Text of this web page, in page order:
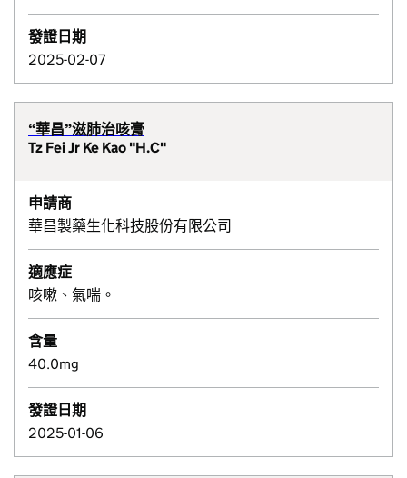
發證日期
2025-02-07
“華昌”滋肺治咳膏
Tz Fei Jr Ke Kao "H.C"
申請商
華昌製藥生化科技股份有限公司
適應症
咳嗽、氣喘。
含量
40.0mg
發證日期
2025-01-06